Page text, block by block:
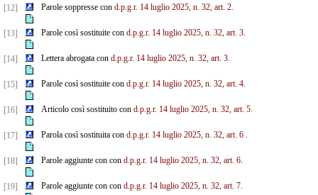
[12] Parole soppresse con d.p.g.r. 14 luglio 2025, n. 32, art. 2.
[13] Parole così sostituite con d.p.g.r. 14 luglio 2025, n. 32, art. 3.
[14] Lettera abrogata con d.p.g.r. 14 luglio 2025, n. 32, art. 3.
[15] Parole così sostituite con d.p.g.r. 14 luglio 2025, n. 32, art. 4.
[16] Articolo così sostituito con d.p.g.r. 14 luglio 2025, n. 32, art. 5.
[17] Parola così sostituita con d.p.g.r. 14 luglio 2025, n. 32, art. 6.
[18] Parole aggiunte con con d.p.g.r. 14 luglio 2025, n. 32, art. 6.
[19] Parole aggiunte con con d.p.g.r. 14 luglio 2025, n. 32, art. 7.